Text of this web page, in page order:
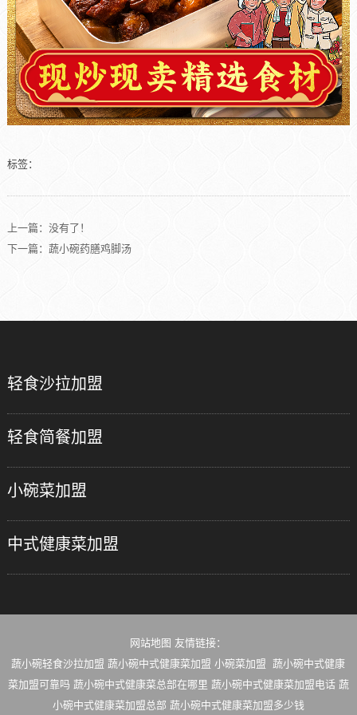
标签：
上一篇：没有了！
下一篇：蔬小碗药膳鸡脚汤
轻食沙拉加盟
轻食简餐加盟
小碗菜加盟
中式健康菜加盟
网站地图 友情链接：
蔬小碗轻食沙拉加盟 蔬小碗中式健康菜加盟 小碗菜加盟 蔬小碗中式健康
菜加盟可靠吗 蔬小碗中式健康菜总部在哪里 蔬小碗中式健康菜加盟电话 蔬
小碗中式健康菜加盟总部 蔬小碗中式健康菜加盟多少钱